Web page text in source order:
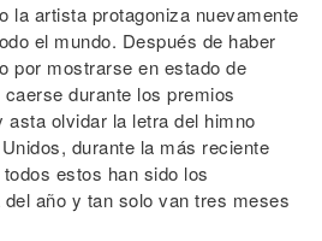
la artista protagoniza nuevamente
el mundo. Después de haber
por mostrarse en estado de
durante los premios
olvidar la letra del himno
durante la más reciente
estos han sido los
año y tan solo van tres meses